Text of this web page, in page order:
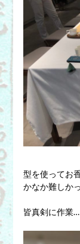
型を使ってお
かなか難しか
皆真剣に作業…